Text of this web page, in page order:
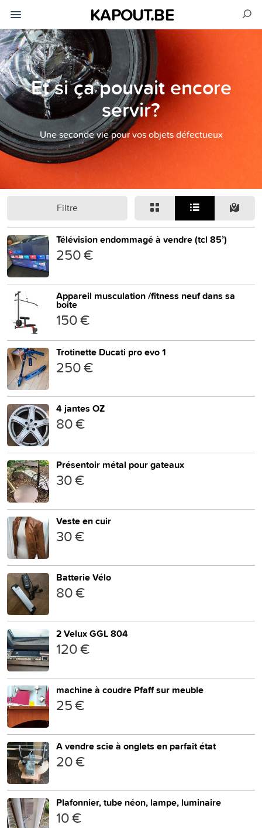
KAPOUT.BE
Et si ça pouvait encore
servir?
Une seconde vie pour vos objets défectueux
Filtre
Télévision endommagé à vendre (tcl 85’)
250 €
Appareil musculation /fitness neuf dans sa
boite
150 €
Trotinette Ducati pro evo 1
250 €
4 jantes OZ
80 €
Présentoir métal pour gateaux
30 €
Veste en cuir
30 €
Batterie Vélo
80 €
2 Velux GGL 804
120 €
machine à coudre Pfaff sur meuble
25 €
A vendre scie à onglets en parfait état
20 €
Plafonnier, tube néon, lampe, luminaire
10 €